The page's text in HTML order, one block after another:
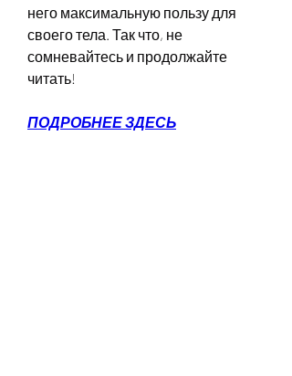
него максимальную пользу для
своего тела. Так что, не
сомневайтесь и продолжайте
читать!
ПОДРОБНЕЕ ЗДЕСЬ